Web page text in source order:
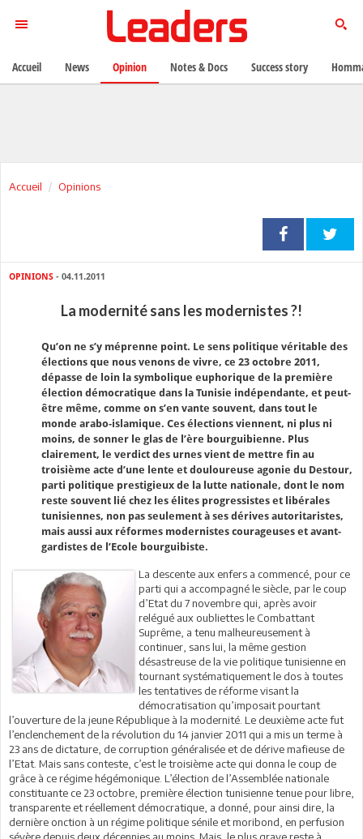
Accueil Opinions
OPINIONS - 04.11.2011
La modernité sans les modernistes ?!
Qu’on ne s’y méprenne point. Le sens politique véritable des
élections que nous venons de vivre, ce 23 octobre 2011,
dépasse de loin la symbolique euphorique de la première
élection démocratique dans la Tunisie indépendante, et peut-
être même, comme on s’en vante souvent, dans tout le
monde arabo-islamique. Ces élections viennent, ni plus ni
moins, de sonner le glas de l’ère bourguibienne. Plus
clairement, le verdict des urnes vient de mettre fin au
troisième acte d’une lente et douloureuse agonie du Destour,
parti politique prestigieux de la lutte nationale, dont le nom
reste souvent lié chez les élites progressistes et libérales
tunisiennes, non pas seulement à ses dérives autoritaristes,
mais aussi aux réformes modernistes courageuses et avant-
gardistes de l’Ecole bourguibiste.
La descente aux enfers a commencé, pour ce
parti qui a accompagné le siècle, par le coup
d’Etat du 7 novembre qui, après avoir
relégué aux oubliettes le Combattant
Suprême, a tenu malheureusement à
continuer, sans lui, la même gestion
désastreuse de la vie politique tunisienne en
tournant systématiquement le dos à toutes
les tentatives de réforme visant la
démocratisation qu’imposait pourtant
l’ouverture de la jeune République à la modernité. Le deuxième acte fut
l’enclenchement de la révolution du 14 janvier 2011 qui a mis un terme à
23 ans de dictature, de corruption généralisée et de dérive mafieuse de
l’Etat. Mais sans conteste, c’est le troisième acte qui donna le coup de
grâce à ce régime hégémonique. L’élection de l’Assemblée nationale
constituante ce 23 octobre, première élection tunisienne tenue pour libre,
transparente et réellement démocratique, a donné, pour ainsi dire, la
dernière onction à un régime politique sénile et moribond, en perfusion
Accueil News Opinion Notes & Docs Success story